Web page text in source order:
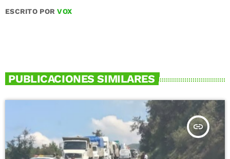
ESCRITO PORVOX
PUBLICACIONES SIMILARES
insert_link